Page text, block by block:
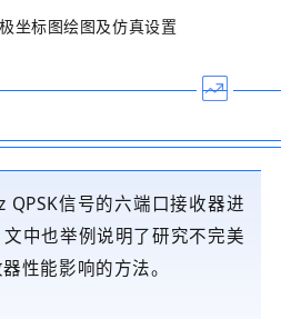
坐标图绘图及仿真设置
QPSK信号的六端口接收器进
中也举例说明了研究不完美
性能影响的方法。